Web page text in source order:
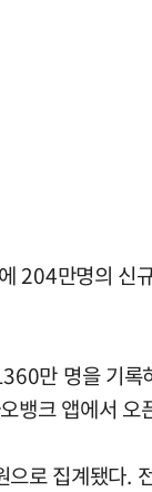
204만명의
만 명을 기
크 앱에서
로 집계됐